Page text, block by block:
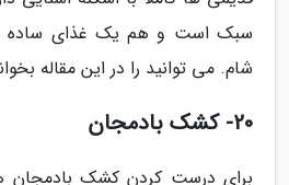
سبک است و هم یک غذای ساده و
شام. می توانید را در این مقاله
20- کشک بادمجان
برای درست کردن کشک بادمجان